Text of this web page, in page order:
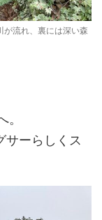
流れ、裏には深い森
サーらしくス